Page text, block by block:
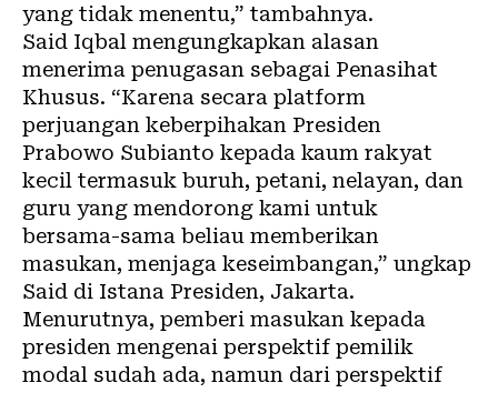
yang tidak menentu,” tambahnya.
Said Iqbal mengungkapkan alasan
menerima penugasan sebagai Penasihat
Khusus. “Karena secara platform
perjuangan keberpihakan Presiden
Prabowo Subianto kepada kaum rakyat
kecil termasuk buruh, petani, nelayan, dan
guru yang mendorong kami untuk
bersama-sama beliau memberikan
masukan, menjaga keseimbangan,” ungkap
Said di Istana Presiden, Jakarta.
Menurutnya, pemberi masukan kepada
presiden mengenai perspektif pemilik
modal sudah ada, namun dari perspektif